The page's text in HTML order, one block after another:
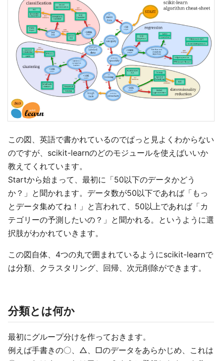
この図、英語で書かれているのでぱっと見よくわからない
のですが、scikit-learnのどのモジュールを使えばいいか
教えてくれています。
Startから始まって、最初に「50以下のデータかどう
か？」と聞かれます。データ数が50以下であれば「もっ
とデータ集めてね！」と言われて、50以上であれば「カ
テゴリーの予測したいの？」と聞かれる。というように選
択肢がわかれていきます。
この図自体、4つの丸で囲まれているようにscikit-learnで
は分類、クラスタリング、回帰、次元削除ができます。
分類とは何か
最初にグループ分けを作っておきます。
例えば手書きの〇、△、□のデータをあらかじめ、これは